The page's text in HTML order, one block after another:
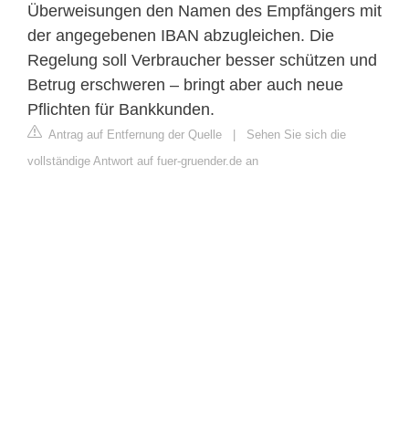
Überweisungen den Namen des Empfängers mit
der angegebenen IBAN abzugleichen. Die
Regelung soll Verbraucher besser schützen und
Betrug erschweren – bringt aber auch neue
Pflichten für Bankkunden.
Antrag auf Entfernung der Quelle | Sehen Sie sich die
vollständige Antwort auf fuer-gruender.de an